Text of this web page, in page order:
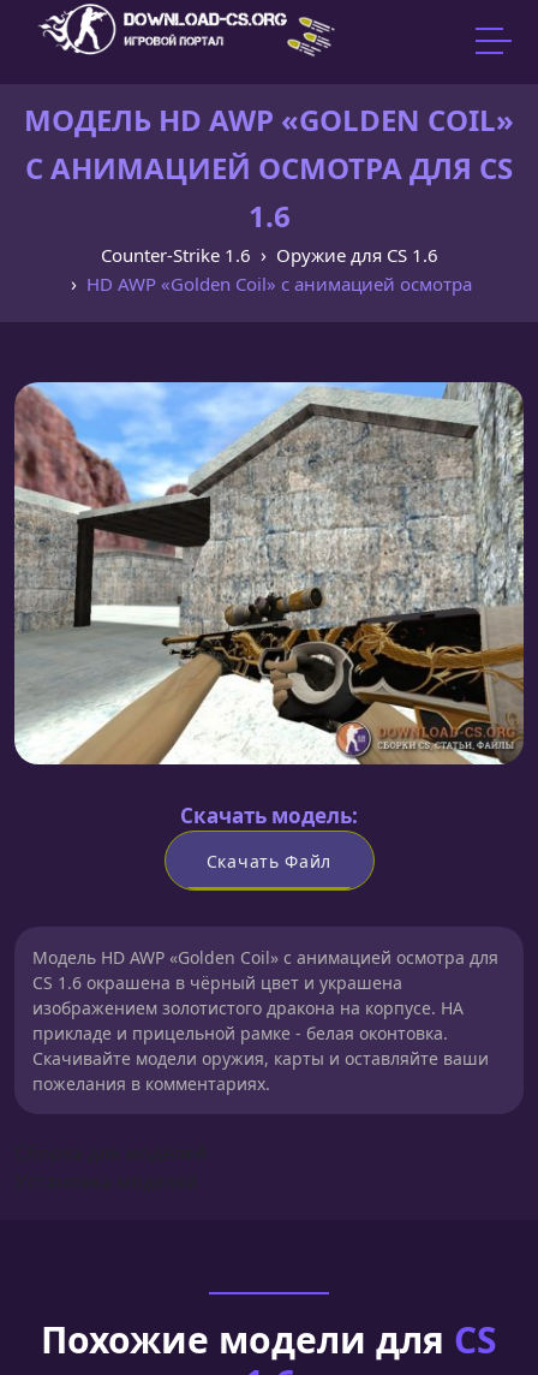
МОДЕЛЬ HD AWP «GOLDEN COIL»
С АНИМАЦИЕЙ ОСМОТРА ДЛЯ CS
1.6
Counter-Strike 1.6
Оружие для CS 1.6
HD AWP «Golden Coil» с анимацией осмотра
Скачать модель:
Скачать Файл
Модель HD AWP «Golden Coil» с анимацией осмотра для
CS 1.6 окрашена в чёрный цвет и украшена
изображением золотистого дракона на корпусе. НА
прикладе и прицельной рамке - белая оконтовка.
Скачивайте модели оружия, карты и оставляйте ваши
пожелания в комментариях.
Похожие модели для CS